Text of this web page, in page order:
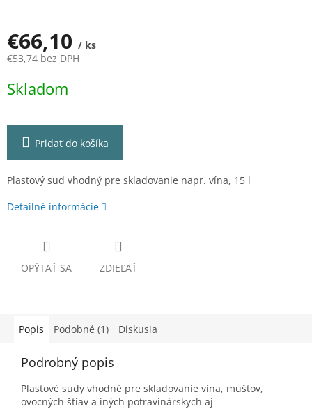
€66,10 / ks
€53,74 bez DPH
cena:
Skladom
Pridať do košíka
Plastový sud vhodný pre skladovanie napr. vína, 15 l
Detailné informácie
OPÝTAŤ SA ZDIEĽAŤ
Popis Podobné (1) Diskusia
Podrobný popis
Plastové sudy vhodné pre skladovanie vína, muštov,
ovocných štiav a iných potravinárskych aj